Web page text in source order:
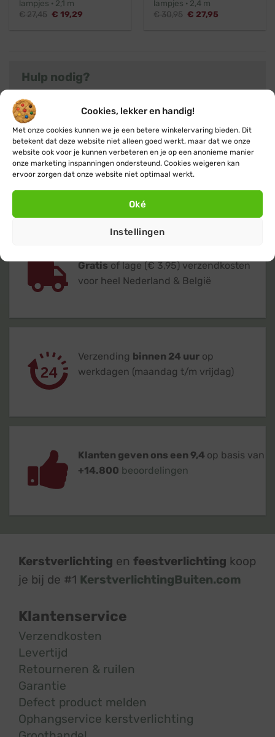
Cookies, lekker en handig!
Met onze cookies kunnen we je een betere winkelervaring bieden. Dit
betekent dat deze website niet alleen goed werkt, maar dat we onze
website ook voor je kunnen verbeteren en je op een anonieme manier
onze marketing inspanningen ondersteund. Cookies weigeren kan
ervoor zorgen dat onze website niet optimaal werkt.
Oké
Instellingen
lampjes · 2,1 m
€27,45 Oorspronkelijke
€ 19,29
lampjes · 2,4 m
€30,95 Oorspronkelijke
€ 27,95
Hulp nodig?
Heb je nog vragen over kerstverlichting met timer
of kom je er niet helemaal uit? Neem dan gerust
contactmet ons op, we helpen je graag met
advies. Of klik verder naar het overzicht met alle
kerstboomverlichtingproducten.
Gratisof lage (€ 3,95) verzendkosten
voor heel Nederland & België
Verzending binnen 24 uur op
werkdagen (maandag t/m vrijdag)
Klanten geven ons een 9,4 op basis van
+14.800 beoordelingen
Kerstverlichting en feestverlichting koop
je bij de #1 KerstverlichtingBuiten.com
Klantenservice
Verzendkosten
Levertijd
Retourneren & ruilen
Garantie
Defect product melden
Ophangservice kerstverlichting